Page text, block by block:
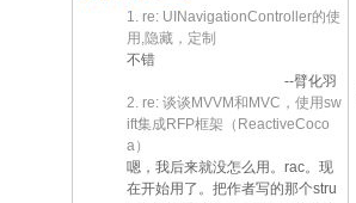
1. re: UINavigationController的使
用,隐藏，定制
不错
--臂化羽
2. re: 谈谈MVVM和MVC，使用sw
ift集成RFP框架（ReactiveCoco
a）
嗯，我后来就没怎么用。rac。现
在开始用了。把作者写的那个stru